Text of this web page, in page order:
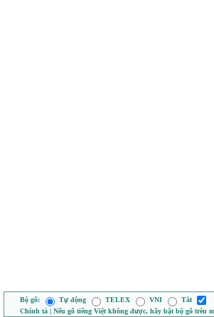
Bộ gõ: Tự động TELEX VNI Tắt
Chính tả | Nếu gõ tiếng Việt không được, hãy bật bộ gõ trên